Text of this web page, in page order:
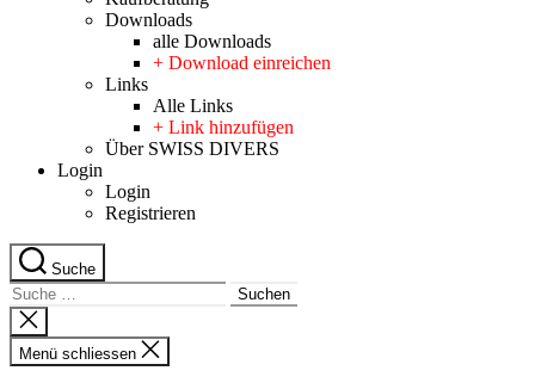
Downloads
alle Downloads
+ Download einreichen
Links
Alle Links
+ Link hinzufügen
Über SWISS DIVERS
Login
Login
Registrieren
Suche
Suche
nach:
Suche
schliessen
Menü schliessen